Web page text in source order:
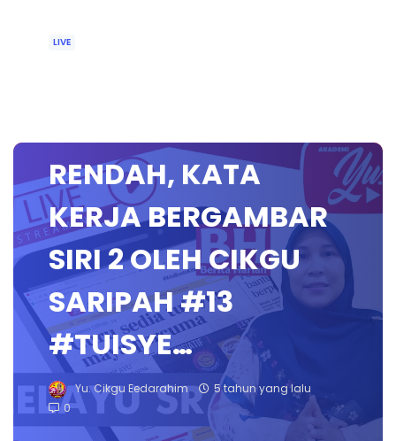
LIVE
MELAYU SEKOLAH
RENDAH, KATA
KERJA BERGAMBAR
SIRI 2 OLEH CIKGU
SARIPAH #13
#TUISYE…
Yu. Cikgu Eedarahim
5 tahun yang lalu
0